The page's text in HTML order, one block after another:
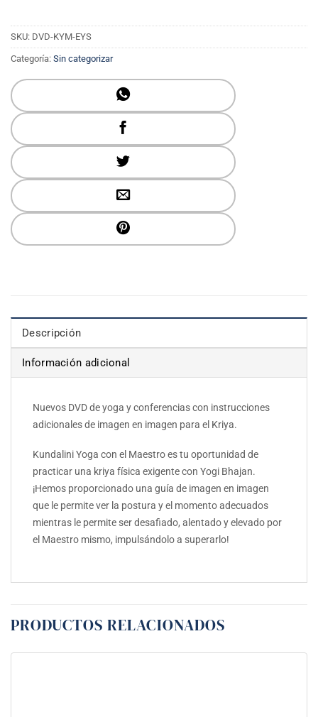
SKU: DVD-KYM-EYS
Categoría: Sin categorizar
Descripción
Información adicional
Nuevos DVD de yoga y conferencias con instrucciones
adicionales de imagen en imagen para el Kriya.
Kundalini Yoga con el Maestro es tu oportunidad de
practicar una kriya física exigente con Yogi Bhajan.
¡Hemos proporcionado una guía de imagen en imagen
que le permite ver la postura y el momento adecuados
mientras le permite ser desafiado, alentado y elevado por
el Maestro mismo, impulsándolo a superarlo!
PRODUCTOS RELACIONADOS